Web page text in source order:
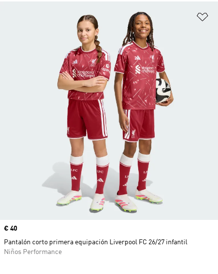
Precio
€ 40
Pantalón corto primera equipación Liverpool FC 26/27 infantil
Niños Performance